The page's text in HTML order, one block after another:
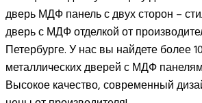
дверь МДФ панель с двух сторон –
дверь с МДФ отделкой от
Петербурге. У нас вы найдете более
металлических дверей с МДФ
Высокое качество, современный